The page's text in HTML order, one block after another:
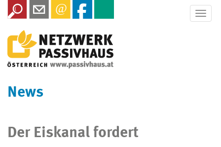
Toggle
News
Der Eiskanal fordert